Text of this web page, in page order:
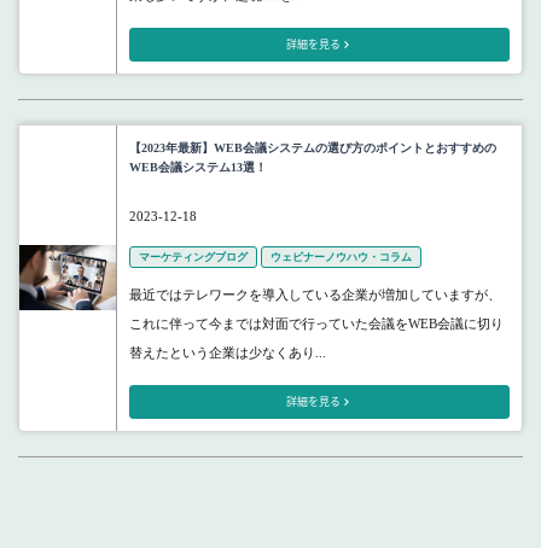
詳細を見る
【2023年最新】WEB会議システムの選び方のポイントとおすすめの
WEB会議システム13選！
2023-12-18
マーケティングブログ ウェビナーノウハウ・コラム
最近ではテレワークを導入している企業が増加していますが、
これに伴って今までは対面で行っていた会議をWEB会議に切り
替えたという企業は少なくあり...
詳細を見る